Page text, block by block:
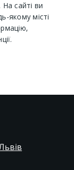
сайті ви
якому місті